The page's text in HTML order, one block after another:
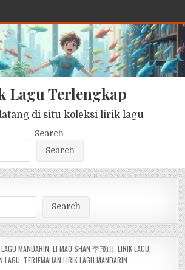
Lagu Terlengkap
di situ koleksi lirik lagu
Search
Search
Search
MANDARIN LI MAO SHAN 李茂山 LIRIK LAGU
LAGU TERJEMAHAN LIRIK LAGU MANDARIN